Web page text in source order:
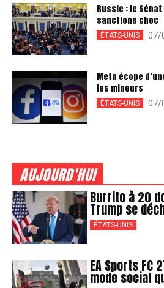
Russie : le
sanctions choc
ÉTATS-UNIS 07/
Meta écope
les mineurs
ÉTATS-UNIS 07/
AUJOURD'HUI
Burrito à 20
Trump se
ÉTATS-UNIS
EA Sports FC
mode social